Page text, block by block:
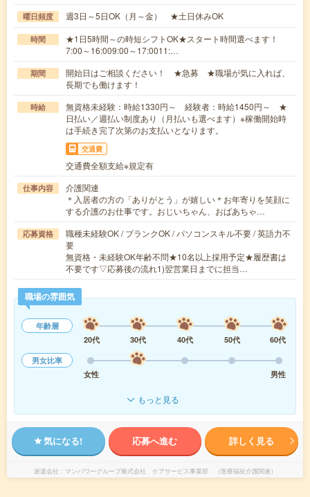
曜日頻度 週3日～5日OK（月～金） ★土日休みOK
時間
★1日5時間～の時短シフトOK★スタート時間選べます！
7:00～16:009:00～17:0011:…
期間
開始日はご相談ください！ ★急募 ★職場が気に入れば、
長期でも働けます！
時給
無資格未経験：時給1330円～ 経験者：時給1450円～ ★
日払い／週払い制度あり（月払いも選べます）※稼働開始時
は手続き完了次第のお支払いとなります。
交通費
交通費全額支給※規定有
仕事内容
介護関連
＊入居者の方の「ありがとう」が嬉しい＊お年寄りを笑顔に
する介護のお仕事です。おじいちゃん、おばあちゃ…
応募資格
職種未経験OK / ブランクOK / パソコンスキル不要 / 英語力不
要
無資格・未経験OK年齢不問★10名以上採用予定★履歴書は
不要です▽応募後の流れ1)翌営業日までに担当…
職場の雰囲気
年齢層
20代
30代 40代 50代
60代
男女比率
女性
男性
もっと見る
気になる! 応募へ進む 詳しく見る
派遣会社 マンパワーグループ株式会社 ケアサービス事業部 （医療福祉介護関連）